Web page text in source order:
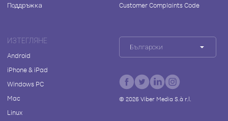
Поддръжка
Customer Complaints Code
ИЗТЕГЛЯНЕ
Android
iPhone & iPad
Windows PC
Mac
Linux
Български
© 2026Viber Media S.à r.l.